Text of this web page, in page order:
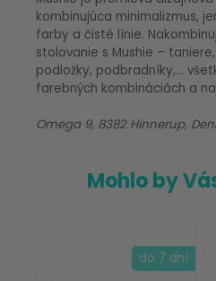
kombinujúca minimalizmus,
farby a čisté línie.
stolovanie s Mushie –
podložky, podbradníky,...
farebných kombináciách a
Omega 9, 8382 Hinnerup,
Mohlo by
do 7 dní